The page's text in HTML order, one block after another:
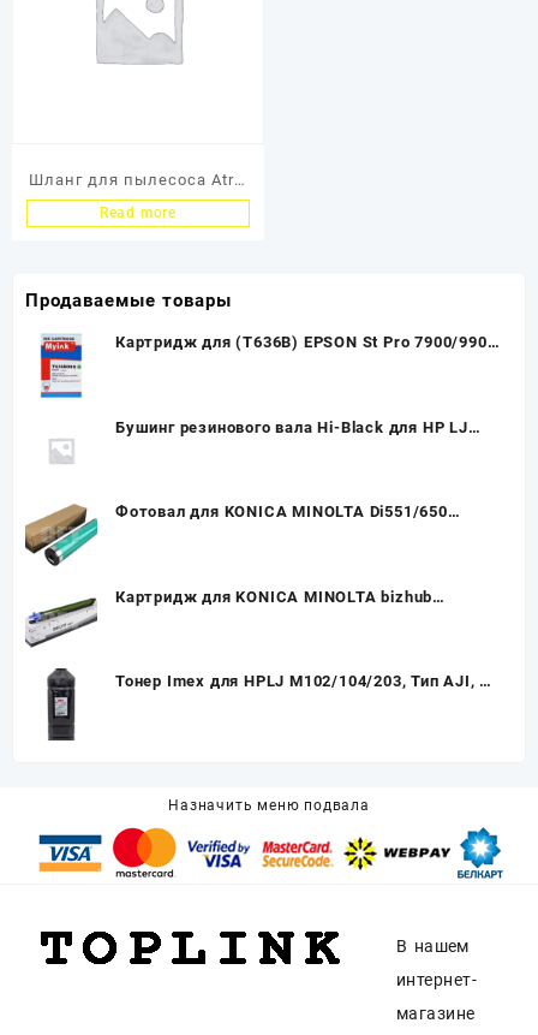
Шланг для пылесоса Atrix
OMEGA Supreme S220F,
Read more
Продаваемые товары
Картридж для (T636B) EPSON St Pro 7900/9900
Бушинг резинового вала Hi-Black для HP LJ
Фотовал для KONICA MINOLTA Di551/650
Картридж для KONICA MINOLTA bizhub
Тонер Imex для HPLJ M102/104/203, Тип AJI, 1
Назначить меню подвала
В нашем
интернет-
магазине